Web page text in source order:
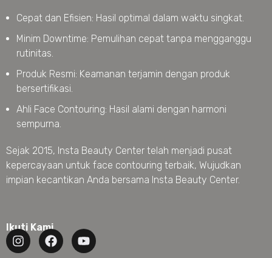
Cepat dan Efisien: Hasil optimal dalam waktu singkat.
Minim Downtime: Pemulihan cepat tanpa mengganggu
rutinitas.
Produk Resmi: Keamanan terjamin dengan produk
bersertifikasi.
Ahli Face Contouring: Hasil alami dengan harmoni
sempurna.
Sejak 2015, Insta Beauty Center telah menjadi pusat
kepercayaan untuk face contouring terbaik, Wujudkan
impian kecantikan Anda bersama Insta Beauty Center.
Ikuti Kami